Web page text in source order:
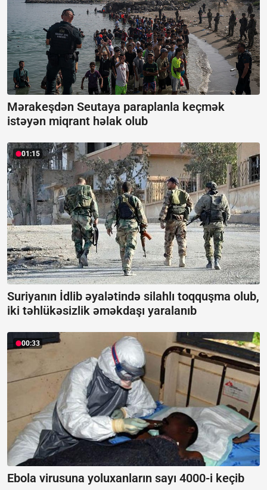
Mərakeşdən Seutaya paraplanla keçmək
istəyən miqrant həlak olub
01:15
Suriyanın İdlib əyalətində silahlı toqquşma olub,
iki təhlükəsizlik əməkdaşı yaralanıb
00:33
Ebola virusuna yoluxanların sayı 4000-i keçib